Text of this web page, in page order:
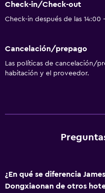
Check-in/Check-out
Check-in después de las
Cancelación/prepago
Las políticas de cancelación/
habitación y el proveedor.
¿En qué se diferencia
Dongxiaonan de otros